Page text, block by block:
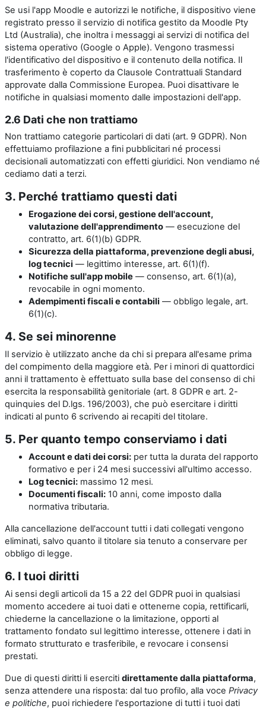
Se usi l'app Moodle e autorizzi le notifiche, il dispositivo viene
registrato presso il servizio di notifica gestito da Moodle Pty
Ltd (Australia), che inoltra i messaggi ai servizi di notifica del
sistema operativo (Google o Apple). Vengono trasmessi
l'identificativo del dispositivo e il contenuto della notifica. Il
trasferimento è coperto da Clausole Contrattuali Standard
approvate dalla Commissione Europea. Puoi disattivare le
notifiche in qualsiasi momento dalle impostazioni dell'app.
2.6 Dati che non trattiamo
Non trattiamo categorie particolari di dati (art. 9 GDPR). Non
effettuiamo profilazione a fini pubblicitari né processi
decisionali automatizzati con effetti giuridici. Non vendiamo né
cediamo dati a terzi.
3. Perché trattiamo questi dati
Erogazione dei corsi, gestione dell'account,
valutazione dell'apprendimento — esecuzione del
contratto, art. 6(1)(b) GDPR.
Sicurezza della piattaforma, prevenzione degli abusi,
log tecnici — legittimo interesse, art. 6(1)(f).
Notifiche sull'app mobile — consenso, art. 6(1)(a),
revocabile in ogni momento.
Adempimenti fiscali e contabili — obbligo legale, art.
6(1)(c).
4. Se sei minorenne
Il servizio è utilizzato anche da chi si prepara all'esame prima
del compimento della maggiore età. Per i minori di quattordici
anni il trattamento è effettuato sulla base del consenso di chi
esercita la responsabilità genitoriale (art. 8 GDPR e art. 2-
quinquies del D.lgs. 196/2003), che può esercitare i diritti
indicati al punto 6 scrivendo ai recapiti del titolare.
5. Per quanto tempo conserviamo i dati
Account e dati dei corsi: per tutta la durata del rapporto
formativo e per i 24 mesi successivi all'ultimo accesso.
Log tecnici: massimo 12 mesi.
Documenti fiscali: 10 anni, come imposto dalla
normativa tributaria.
Alla cancellazione dell'account tutti i dati collegati vengono
eliminati, salvo quanto il titolare sia tenuto a conservare per
obbligo di legge.
6. I tuoi diritti
Ai sensi degli articoli da 15 a 22 del GDPR puoi in qualsiasi
momento accedere ai tuoi dati e ottenerne copia, rettificarli,
chiederne la cancellazione o la limitazione, opporti al
trattamento fondato sul legittimo interesse, ottenere i dati in
formato strutturato e trasferibile, e revocare i consensi
prestati.
Due di questi diritti li eserciti direttamente dalla piattaforma,
senza attendere una risposta: dal tuo profilo, alla voce Privacy
e politiche, puoi richiedere l'esportazione di tutti i tuoi dati